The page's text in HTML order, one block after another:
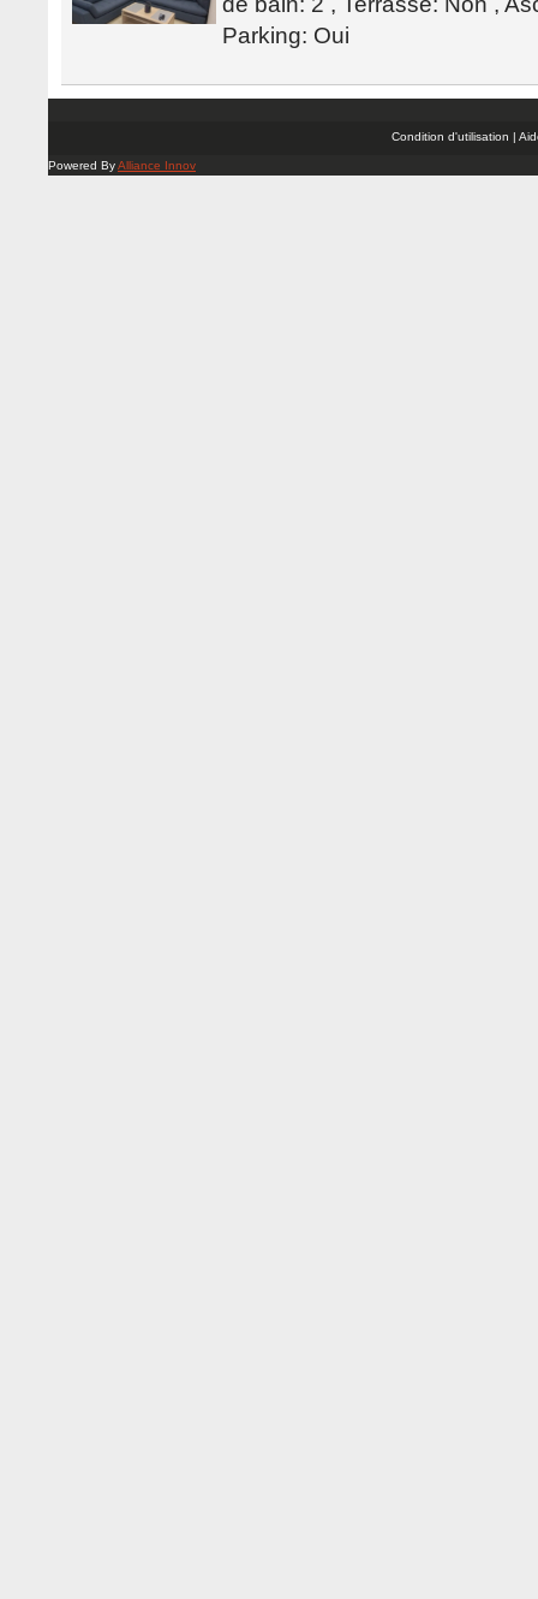
Parking: Oui
Condition d'utilisation |
Powered ByAlliance Innov